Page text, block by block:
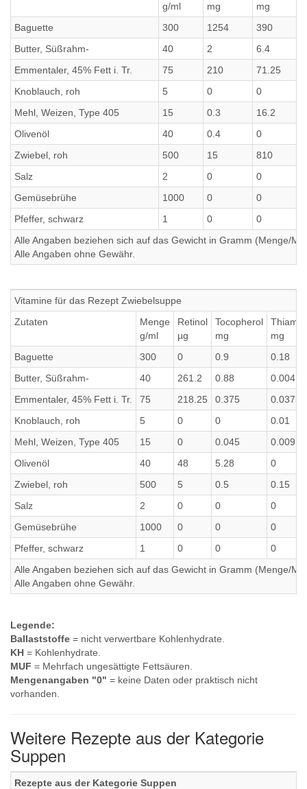
g/ml
mg
mg
Baguette
300 1254 390
Butter, Süßrahm-
40 2 6.4
Emmentaler, 45% Fett i. Tr.
75 210 71.25
Knoblauch, roh
5 0 0
Mehl, Weizen, Type 405
15 0.3 16.2
Olivenöl
40 0.4 0
Zwiebel, roh
500 15 810
Salz
2 0 0
Gemüsebrühe
1000 0 0
Pfeffer, schwarz
1 0 0
Alle Angaben beziehen sich auf das Gewicht in Gramm (Menge/
Alle Angaben ohne Gewähr.
Vitamine für das Rezept Zwiebelsuppe
Zutaten
Menge
g/ml
Retinol
µg
Tocopherol
mg
Thiamin
mg
Baguette
300 0 0.9
0.18
Butter, Süßrahm-
40 261.2 0.88
0.004
Emmentaler, 45% Fett i. Tr.
75 218.25 0.375
0.0375
Knoblauch, roh
5 0 0
0.01
Mehl, Weizen, Type 405
15 0 0.045
0.009
Olivenöl
40 48 5.28
0
Zwiebel, roh
500 5 0.5
0.15
Salz
2 0 0
0
Gemüsebrühe
1000 0 0
0
Pfeffer, schwarz
1 0 0
0
Alle Angaben beziehen sich auf das Gewicht in Gramm (Menge/
Alle Angaben ohne Gewähr.
Legende:
Ballaststoffe = nicht verwertbare Kohlenhydrate.
KH = Kohlenhydrate.
MUF = Mehrfach ungesättigte Fettsäuren.
Mengenangaben "0" = keine Daten oder praktisch nicht
vorhanden.
Weitere Rezepte aus der Kategorie
Suppen
Rezepte aus der Kategorie Suppen